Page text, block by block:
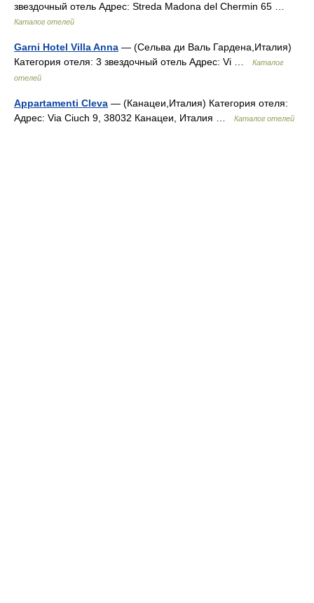
звездочный отель Адрес: Streda Madona del Chermin 65 …
Каталог отелей
Garni Hotel Villa Anna — (Сельва ди Валь Гардена,Италия)
Категория отеля: 3 звездочный отель Адрес: Vi …
Каталог
отелей
Appartamenti Cleva — (Канацеи,Италия) Категория отеля:
Адрес: Via Ciuch 9, 38032 Канацеи, Италия …
Каталог отелей